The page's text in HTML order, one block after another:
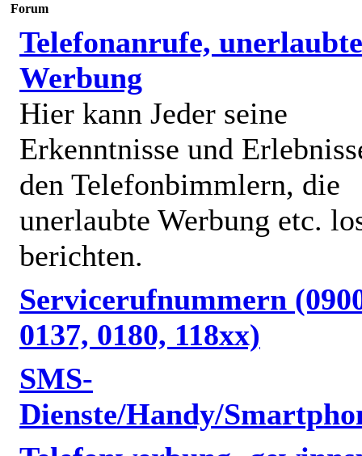
Forum
Telefonanrufe, unerlaubte
Werbung
Hier kann Jeder seine
Erkenntnisse und
den Telefonbimmlern, die
unerlaubte Werbung etc.
berichten.
Servicerufnummern
0137, 0180, 118xx)
SMS-
Dienste/Handy/